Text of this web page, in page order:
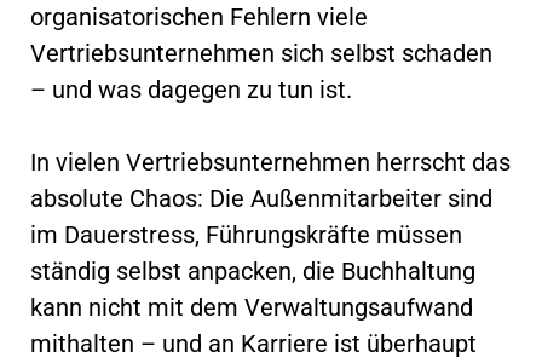
organisatorischen Fehlern viele
Vertriebsunternehmen sich selbst schaden
– und was dagegen zu tun ist.
In vielen Vertriebsunternehmen herrscht das
absolute Chaos: Die Außenmitarbeiter sind
im Dauerstress, Führungskräfte müssen
ständig selbst anpacken, die Buchhaltung
kann nicht mit dem Verwaltungsaufwand
mithalten – und an Karriere ist überhaupt